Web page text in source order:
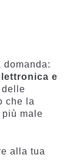
e
delle
che la
male
alla tua